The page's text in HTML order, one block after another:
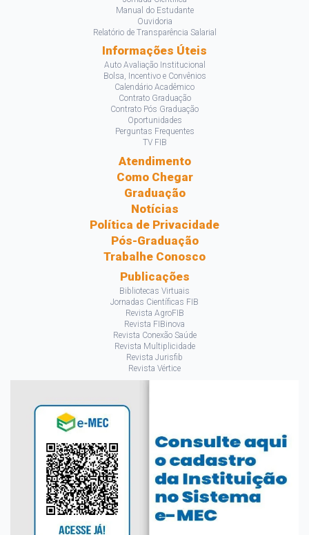
Manual do Estudante
Ouvidoria
Relatório de Transparência Salarial
Informações Úteis
Auto Avaliação Institucional
Bolsa, Incentivo e Convênios
Calendário Acadêmico
Contrato Graduação
Contrato Pós Graduação
Oportunidades
Perguntas Frequentes
TV FIB
Atendimento
Como Chegar
Graduação
Notícias
Política de Privacidade
Pós-Graduação
Trabalhe Conosco
Publicações
Bibliotecas Virtuais
Jornadas Científicas FIB
Revista AgroFIB
Revista FIBinova
Revista Conexão Saúde
Revista Multiplicidade
Revista Jurisfib
Revista Vértice